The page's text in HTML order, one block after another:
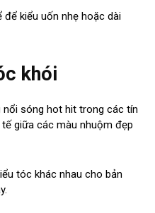
kiểu uốn nhẹ hoặc dài
khói
sóng hot hit trong các tín
giữa các màu nhuộm đẹp
tóc khác nhau cho bản